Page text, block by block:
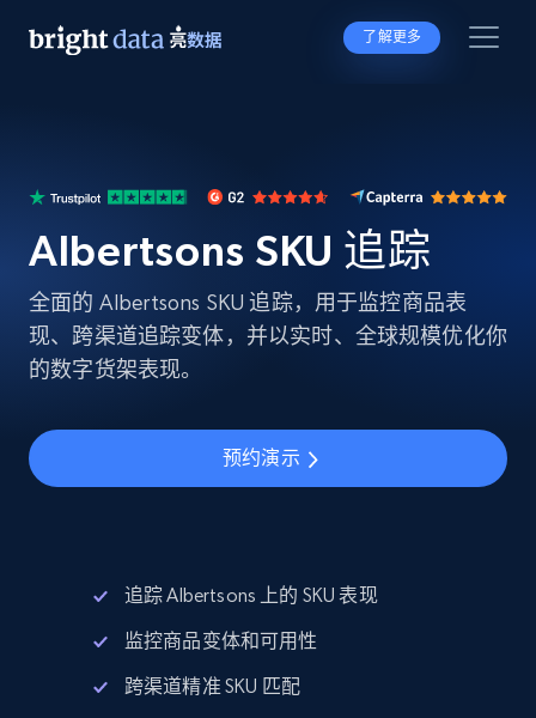
了解更多
Albertsons SKU 追踪
全面的 Albertsons SKU 追踪，用于监控商品表
现、跨渠道追踪变体，并以实时、全球规模优化你
的数字货架表现。
预约演示
追踪 Albertsons 上的 SKU 表现
监控商品变体和可用性
跨渠道精准 SKU 匹配